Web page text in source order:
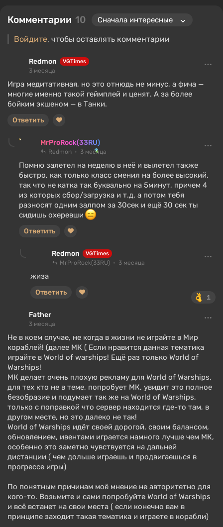
Комментарии 10
Войдите, чтобы оставлять комментарии
Redmon VGTimes
3 месяца
Игра медитативная, но это отнюдь не минус, а фича —
многие именно такой геймплей и ценят. А за более
бойким экшеном — в Танки.
Ответить
MrProRock(33RU)
Redmon 3 месяца
Помню залетел на неделю в неё и вылетел также
быстро, как только класс сменил на более высокий,
так что не катка так буквально на 5минут, причем 4
из которых сбор/загрузка и т.д. а потом тебя
разносят одним залпом за 30сек и ещё 30 сек ты
сидишь охеревши
Ответить
Redmon VGTimes
MrProRock(33RU) 3 месяца
жиза
1
Ответить
Father
3 месяца
Не в коем случае, не когда в жизни не играйте в Мир
кораблей! (далее МК ( Если нравится данная тематика
играйте в World of warships! Ещё раз только World of
Warships!
МК делает очень плохую рекламу для World of Warships,
для тех кто не в теме, попробует МК, увидит это полное
безобразие и подумает так же на World of Warships,
только с поправкой что сервер находится где-то там, в
другом месте, но это далеко не так!
World of Warships идёт своей дорогой, своим балансом,
обновлением, ивентами играется намного лучше чем МК,
особенно это заметно чувствуется на дальней
дистанции ( чем дольше играешь и продвигаешься в
прогрессе игры)
По понятным причинам моё мнение не авторитетно для
кого-то. Возьмите и сами попробуйте World of Warships
и всё встанет на свои места ( если конечно вам в
принципе заходит такая тематика и играете в корабли)